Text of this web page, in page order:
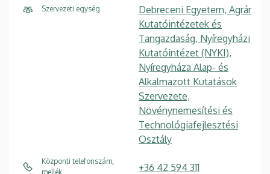
Szervezeti egység
Debreceni Egyetem, Agrár
Kutatóintézetek és
Tangazdaság, Nyíregyházi
Kutatóintézet (NYKI),
Nyíregyháza Alap- és
Alkalmazott Kutatások
Szervezete,
Növénynemesítési és
Technológiafejlesztési
Osztály
Központi telefonszám,
mellék
+36 42 594 311